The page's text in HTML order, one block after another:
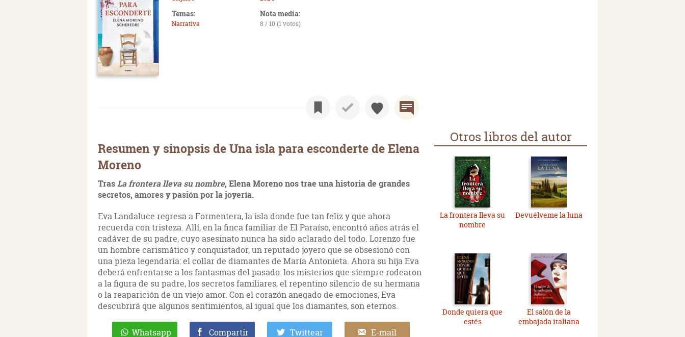
Temas:
Narrativa
Nota media:
8 / 10 (1 votos)
Resumen y sinopsis de Una isla para esconderte de Elena
Moreno
Tras La frontera lleva su nombre, Elena Moreno nos trae una historia de grandes
secretos, amores y pasión por la joyería.
Eva Landaluce regresa a Formentera, la isla donde fue tan feliz y que ahora
recuerda con tristeza. Allí, en la finca familiar de El Paraíso, encontró años atrás el
cadáver de su padre, cuyo asesinato nunca ha sido aclarado del todo. Lorenzo fue
un hombre carismático y conquistador, un reputado joyero que se obsesionó con
una pieza legendaria: el collar de diamantes de María Antonieta. Ahora su hija Eva
deberá enfrentarse a los fantasmas del pasado: los misterios que siempre rodearon
a la figura de su padre, los secretos familiares, el repentino silencio de su hermana
o la reaparición de un viejo amor. Con el corazón anegado de emociones, Eva
descubrirá que algunos sentimientos, al igual que los diamantes, son eternos.
Whatsapp Compartir Twittear E-mail
Otros libros del autor
La frontera lleva su
nombre
Devuélveme la luna
Donde quiera que
estés
El salón de la
embajada italiana